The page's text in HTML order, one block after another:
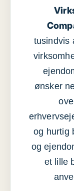
tusindvis
ønsker
og hurtig
og
et lille